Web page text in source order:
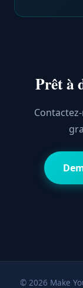
Prêt à
© 2026 Make